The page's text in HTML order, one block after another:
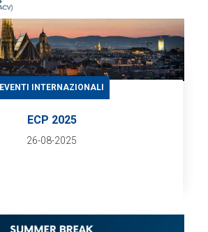
EVENTI INTERNAZIONALI
ECP 2025
26-08-2025